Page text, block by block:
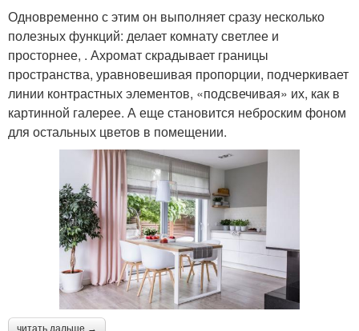
Одновременно с этим он выполняет сразу несколько
полезных функций: делает комнату светлее и
просторнее, . Ахромат скрадывает границы
пространства, уравновешивая пропорции, подчеркивает
линии контрастных элементов, «подсвечивая» их, как в
картинной галерее. А еще становится неброским фоном
для остальных цветов в помещении.
читать дальше →